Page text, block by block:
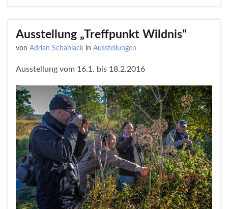
Ausstellung „Treffpunkt Wildnis“
von Adrian Schablack in Ausstellungen
Ausstellung vom 16.1. bis 18.2.2016